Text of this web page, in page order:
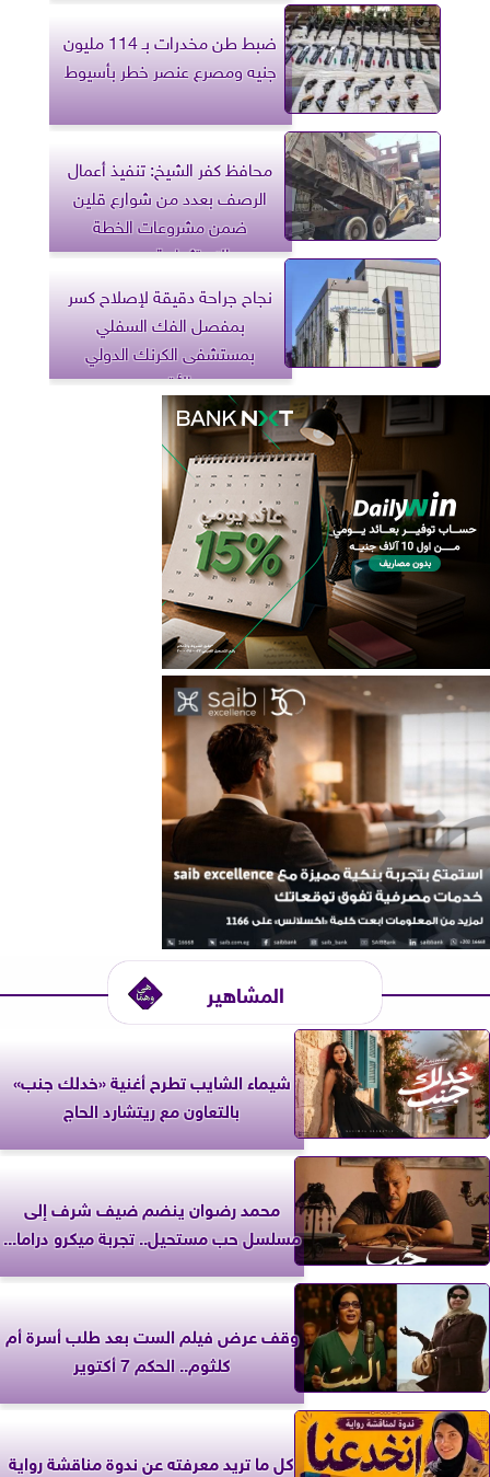
ضبط طن مخدرات بـ 114 مليون
جنيه ومصرع عنصر خطر بأسيوط
محافظ كفر الشيخ: تنفيذ أعمال
الرصف بعدد من شوارع قلين
ضمن مشروعات الخطة
الاستثمارية.. صور
نجاح جراحة دقيقة لإصلاح كسر
بمفصل الفك السفلي
بمستشفى الكرنك الدولي
بالأقصر
المشاهير
شيماء الشايب تطرح أغنية «خدلك جنب»
بالتعاون مع ريتشارد الحاج
محمد رضوان ينضم ضيف شرف إلى
مسلسل حب مستحيل.. تجربة ميكرو دراما...
وقف عرض فيلم الست بعد طلب أسرة أم
كلثوم.. الحكم 7 أكتوير
كل ما تريد معرفته عن ندوة مناقشة رواية